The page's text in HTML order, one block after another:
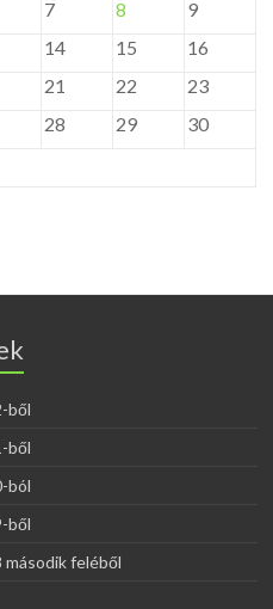
7 8
9
14 15
16
21 22
23
28 29
30
ből
ből
ból
ből
második feléből